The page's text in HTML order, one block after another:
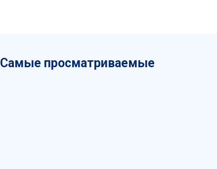
Самые просматриваемые